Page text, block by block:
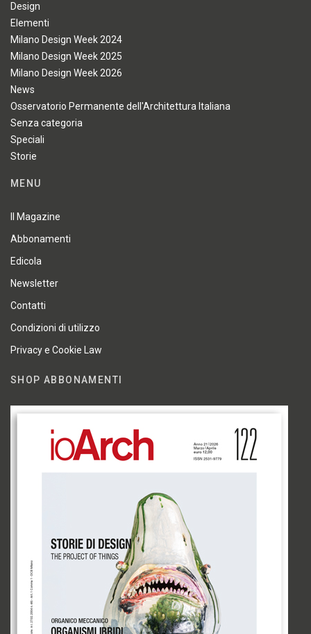
Design
Elementi
Milano Design Week 2024
Milano Design Week 2025
Milano Design Week 2026
News
Osservatorio Permanente dell'Architettura Italiana
Senza categoria
Speciali
Storie
MENU
Il Magazine
Abbonamenti
Edicola
Newsletter
Contatti
Condizioni di utilizzo
Privacy e Cookie Law
SHOP ABBONAMENTI